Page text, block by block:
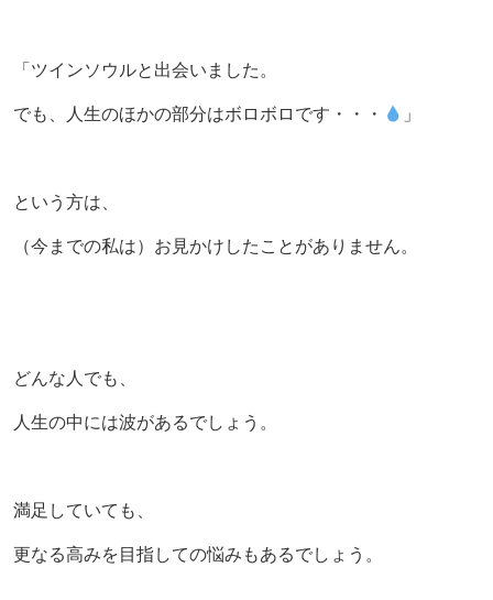
「ツインソウルと出会いました。
でも、人生のほかの部分はボロボロです・・・ 」
という方は、
（今までの私は）お見かけしたことがありません。
どんな人でも、
人生の中には波があるでしょう。
満足していても、
更なる高みを目指しての悩みもあるでしょう。